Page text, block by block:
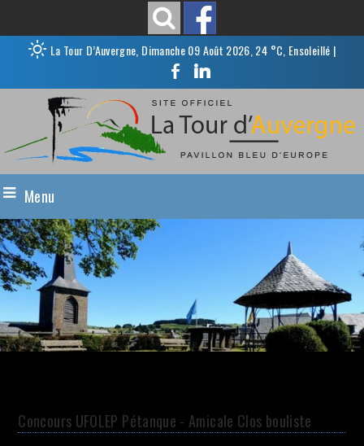
La Tour D’Auvergne, Dimanche 09 Août 2026, 24 °C, Ensoleillé |
Menu
Concours UFOLEP Pétanque - Amicale Clos bouliste